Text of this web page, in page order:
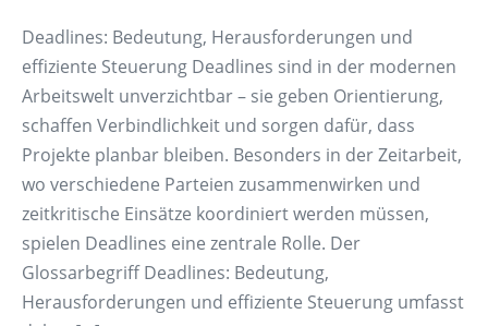
Deadlines: Bedeutung, Herausforderungen und
effiziente Steuerung Deadlines sind in der modernen
Arbeitswelt unverzichtbar – sie geben Orientierung,
schaffen Verbindlichkeit und sorgen dafür, dass
Projekte planbar bleiben. Besonders in der Zeitarbeit,
wo verschiedene Parteien zusammenwirken und
zeitkritische Einsätze koordiniert werden müssen,
spielen Deadlines eine zentrale Rolle. Der
Glossarbegriff Deadlines: Bedeutung,
Herausforderungen und effiziente Steuerung umfasst